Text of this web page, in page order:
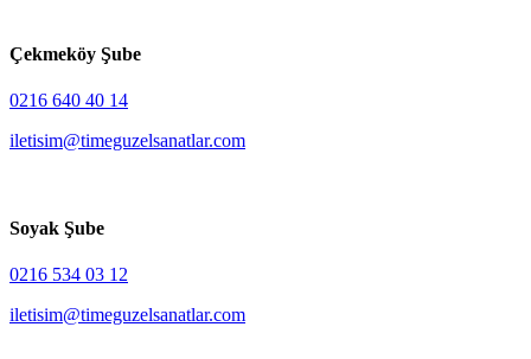
Çekmeköy Şube
0216 640 40 14
iletisim@timeguzelsanatlar.com
Soyak Şube
0216 534 03 12
iletisim@timeguzelsanatlar.com